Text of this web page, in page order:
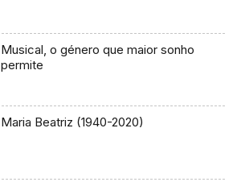
Musical, o género que maior sonho
permite
Maria Beatriz (1940-2020)